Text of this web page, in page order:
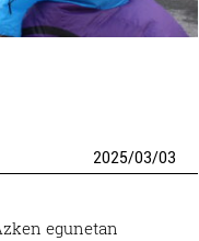
2025/03/03
egunetan